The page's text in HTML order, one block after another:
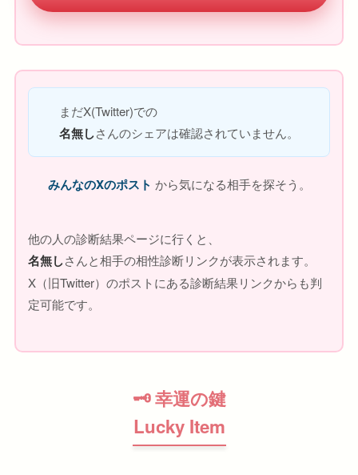
まだX(Twitter)での
名無しさんのシェアは確認されていません。
みんなのXのポスト から気になる相手を探そう。
他の人の診断結果ページに行くと、
名無しさんと相手の相性診断リンクが表示されます。
X（旧Twitter）のポストにある診断結果リンクからも判
定可能です。
🗝 幸運の鍵
Lucky Item